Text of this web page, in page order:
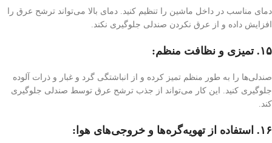
دمای مناسب در داخل ماشین را تنظیم کنید. دمای بالا می‌تواند ترشح عرق را
افزایش داده و از عرق نکردن صندلی جلوگیری نکند.
۱۵. تمیزی و نظافت منظم:
صندلی‌ها را به طور منظم تمیز کرده و از انباشتگی گرد و غبار و ذرات آلوده
جلوگیری کنید. این کار می‌تواند از جذب ترشح عرق توسط صندلی جلوگیری
کند.
۱۶. استفاده از تهویه‌گره‌ها و خروجی‌های هوا: